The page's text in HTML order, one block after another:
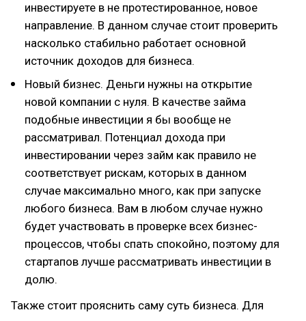
инвестируете в не протестированное, новое
направление. В данном случае стоит проверить
насколько стабильно работает основной
источник доходов для бизнеса.
Новый бизнес. Деньги нужны на открытие
новой компании с нуля. В качестве займа
подобные инвестиции я бы вообще не
рассматривал. Потенциал дохода при
инвестировании через займ как правило не
соответствует рискам, которых в данном
случае максимально много, как при запуске
любого бизнеса. Вам в любом случае нужно
будет участвовать в проверке всех бизнес-
процессов, чтобы спать спокойно, поэтому для
стартапов лучше рассматривать инвестиции в
долю.
Также стоит прояснить саму суть бизнеса. Для